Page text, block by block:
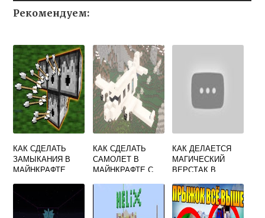
Рекомендуем:
КАК СДЕЛАТЬ
ЗАМЫКАНИЯ В
МАЙНКРАФТЕ
КАК СДЕЛАТЬ
САМОЛЕТ В
МАЙНКРАФТЕ С
КАК ДЕЛАЕТСЯ
МАГИЧЕСКИЙ
ВЕРСТАК В